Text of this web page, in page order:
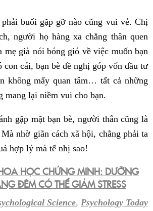
buổi gặp gỡ nào cũng vui vẻ. Chị
người họ hàng xa chẳng thân quen
mẹ già nói bóng gió về việc muốn bạn
con cái, bạn bè đề nghị góp vốn đầu tư
không mấy quan tâm… tất cả những
mang lại niềm vui cho bạn.
gặp mặt bạn bè, người thân cũng là
nhờ giãn cách xã hội, chẳng phải ta
hợp lý mà tế nhị sao!
HỌC CHỨNG MINH: DƯỠNG
ĐÊM CÓ THỂ GIẢM STRESS
Science, Psychology Today